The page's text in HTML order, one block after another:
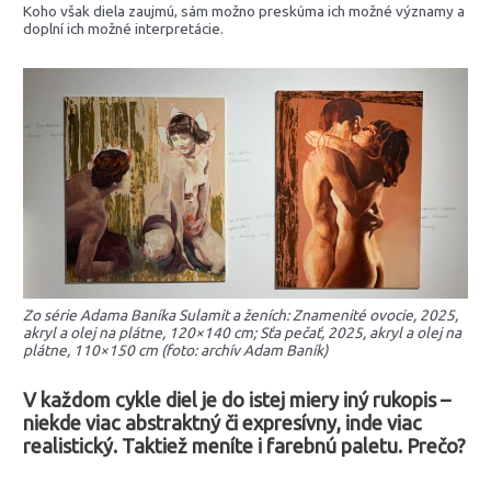
Koho však diela zaujmú, sám možno preskúma ich možné významy a
doplní ich možné interpretácie.
Zo série Adama Baníka Sulamit a ženích: Znamenité ovocie, 2025,
akryl a olej na plátne, 120×140 cm; Sťa pečať, 2025, akryl a olej na
plátne, 110×150 cm (foto: archív Adam Baník)
V každom cykle diel je do istej miery iný rukopis –
niekde viac abstraktný či expresívny, inde viac
realistický. Taktiež meníte i farebnú paletu. Prečo?